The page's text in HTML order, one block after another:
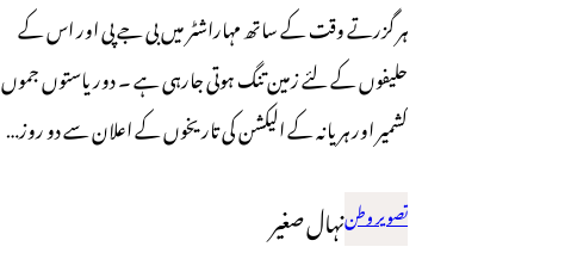
ہر گزرتے وقت کے ساتھ مہاراشٹر میں بی جے پی اور اس کے
حلیفوں کے لئے زمین تنگ ہوتی جارہی ہے ۔ دوریاستوں جموں
کشمیر اور ہریانہ کے الیکشن کی تاریخوں کے اعلان سے دو روز…
تصویر وطننہال صغیر